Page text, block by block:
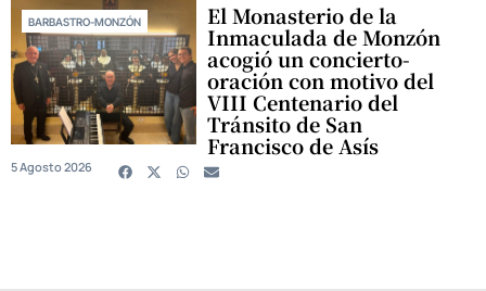
BARBASTRO-MONZÓN El Monasterio de la
Inmaculada de Monzón
acogió un concierto-
oración con motivo del
VIII Centenario del
Tránsito de San
Francisco de Asís
5 Agosto 2026